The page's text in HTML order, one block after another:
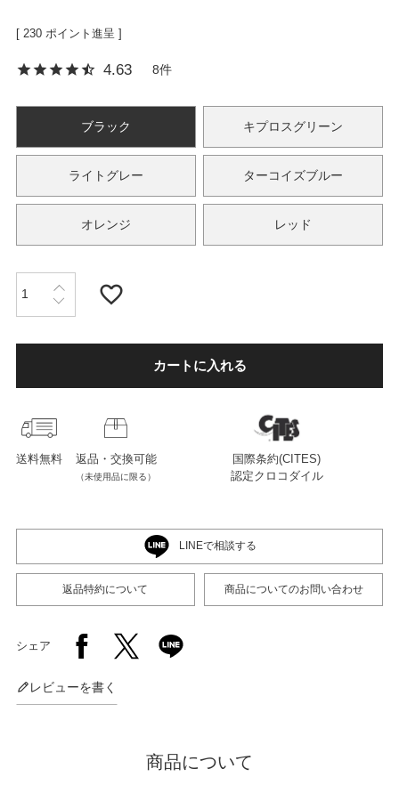
員登録
舗紹介
人情報の取り扱い
FOLLOW US
[ 230 ポイント進呈 ]
4.63 8
ブラック キプロスグリーン
ライトグレー ターコイズブルー
オレンジ レッド
カートに入れる
送料無料 返品・交換可能
（未使用品に限る）
国際条約(CITES)
認定クロコダイル
LINEで相談する
返品特約について 商品についてのお問い合わせ
シェア
レビューを書く
商品について